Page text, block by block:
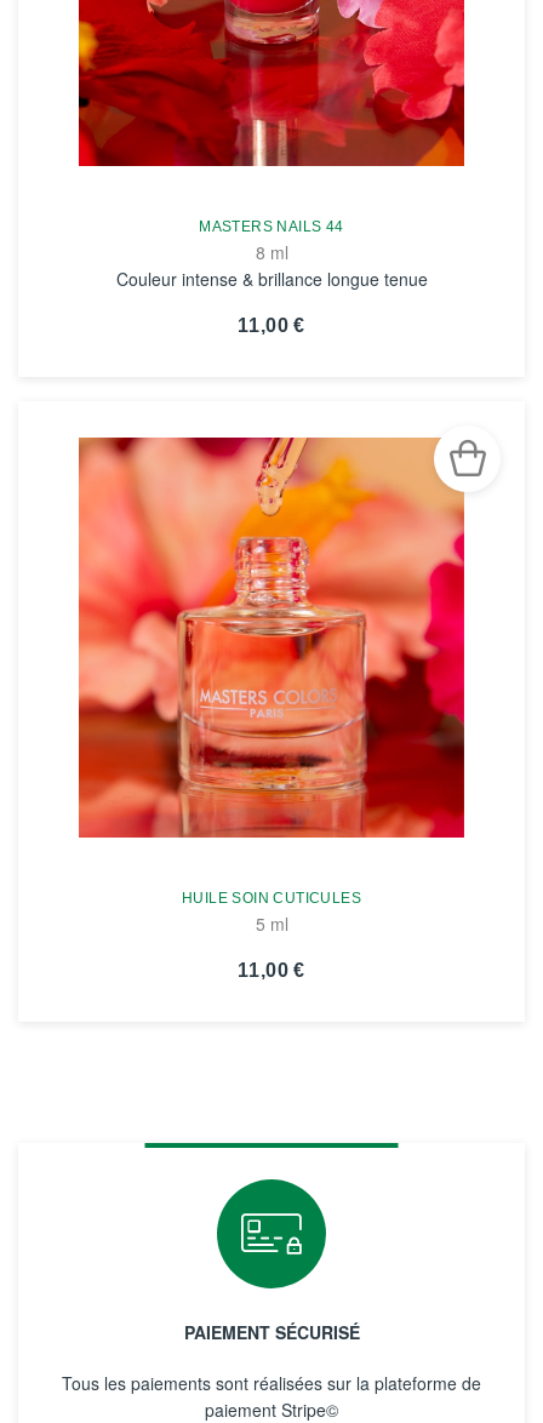
MASTERS NAILS 44
8 ml
Couleur intense & brillance longue tenue
11,00 €
HUILE SOIN CUTICULES
5 ml
11,00 €
PAIEMENT SÉCURISÉ
Tous les paiements sont réalisées sur la plateforme de
paiement Stripe©